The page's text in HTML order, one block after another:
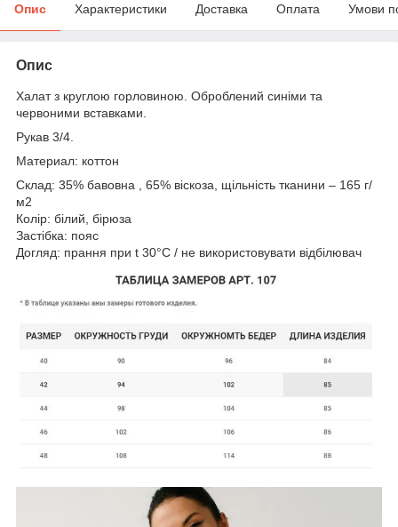
Опис Характеристики Доставка Оплата Умови
Опис
Халат з круглою горловиною. Оброблений синіми та
червоними вставками.
Рукав 3/4.
Материал: коттон
Склад: 35% бавовна , 65% віскоза, щільність тканини – 165 г/
м2
Колір: білий, бірюза
Застібка: пояс
Догляд: прання при t 30°C / не використовувати відбілювач